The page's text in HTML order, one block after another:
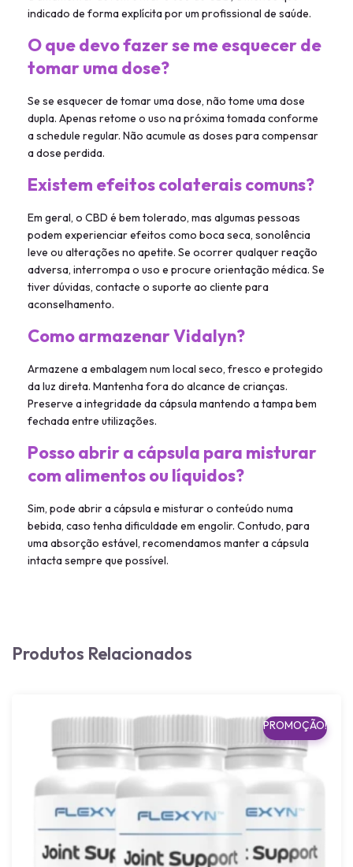
indicado de forma explícita por um profissional de saúde.
O que devo fazer se me esquecer de
tomar uma dose?
Se se esquecer de tomar uma dose, não tome uma dose
dupla. Apenas retome o uso na próxima tomada conforme
a schedule regular. Não acumule as doses para compensar
a dose perdida.
Existem efeitos colaterais comuns?
Em geral, o CBD é bem tolerado, mas algumas pessoas
podem experienciar efeitos como boca seca, sonolência
leve ou alterações no apetite. Se ocorrer qualquer reação
adversa, interrompa o uso e procure orientação médica. Se
tiver dúvidas, contacte o suporte ao cliente para
aconselhamento.
Como armazenar Vidalyn?
Armazene a embalagem num local seco, fresco e protegido
da luz direta. Mantenha fora do alcance de crianças.
Preserve a integridade da cápsula mantendo a tampa bem
fechada entre utilizações.
Posso abrir a cápsula para misturar
com alimentos ou líquidos?
Sim, pode abrir a cápsula e misturar o conteúdo numa
bebida, caso tenha dificuldade em engolir. Contudo, para
uma absorção estável, recomendamos manter a cápsula
intacta sempre que possível.
Produtos Relacionados
PROMOÇÃO!